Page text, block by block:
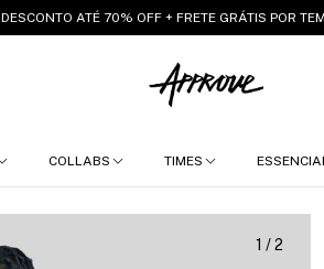
DESCONTO ATÉ 70% OFF + FRETE GRÁTIS POR
COLLABS TIMES
1 /2